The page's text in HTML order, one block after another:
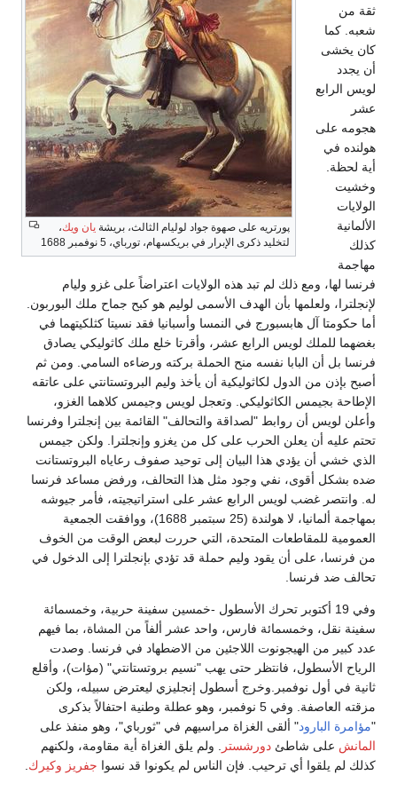
پورتريه على صهوة جواد لوليام الثالث، بريشة يان ويك،
لتخليد ذكرى الإبرار في بريكسهام، تورباي، 5 نوفمبر 1688
ثقة من
شعبه. كما
كان يخشى
أن يجدد
لويس الرابع
عشر
هجومه على
هولنده في
أية لحظة.
وخشيت
الولايات
الألمانية
كذلك
مهاجمة
فرنسا لها، ومع ذلك لم تبد هذه الولايات اعتراضاً على غزو وليام
لإنجلترا، ولعلمها بأن الهدف الأسمى لوليم هو كبح جماح ملك البوربون.
أما حكومتا آل هابسبورج في النمسا وأسبانيا فقد نسيتا كثلكيتهما في
بغضهما للملك لويس الرابع عشر، وأقرتا خلع ملك كاثوليكي يصادق
فرنسا بل أن البابا نفسه منح الحملة بركته ورضاءه السامي. ومن ثم
أصبح بإذن من الدول لكاثوليكية أن يأخذ وليم البروتستانتي على عاتقه
الإطاحة بجيمس الكاثوليكي. وتعجل لويس وجيمس كلاهما الغزو،
وأعلن لويس أن روابط "لصداقة والتحالف" القائمة بين إنجلترا وفرنسا
تحتم عليه أن يعلن الحرب على كل من يغزو وإنجلترا. ولكن جيمس
الذي خشي أن يؤدي هذا البيان إلى توحيد صفوف رعاياه البروتستانت
ضده بشكل أقوى، نفي وجود مثل هذا التحالف، ورفض مساعد فرنسا
له. وانتصر غضب لويس الرابع عشر على استراتيجيته، فأمر جيوشه
بمهاجمة ألمانيا، لا هولندة (25 سبتمبر 1688)، ووافقت الجمعية
العمومية للمقاطعات المتحدة، التي حررت لبعض الوقت من الخوف
من فرنسا، على أن يقود وليم حملة قد تؤدي بإنجلترا إلى الدخول في
تحالف ضد فرنسا.
وفي 19 أكتوبر تحرك الأسطول -خمسين سفينة حربية، وخمسمائة
سفينة نقل، وخمسمائة فارس، واحد عشر ألفاً من المشاة، بما فيهم
عدد كبير من الهيجونوت اللاجئين من الاضطهاد في فرنسا. وصدت
الرياح الأسطول، فانتظر حتى يهب "نسيم بروتستانتي" (مؤات)، وأقلع
ثانية في أول نوفمبر.وخرج أسطول إنجليزي ليعترض سبيله، ولكن
مزقته العاصفة. وفي 5 نوفمبر، وهو عطلة وطنية احتفالاً بذكرى
"مؤامرة البارود" ألقى الغزاة مراسيهم في "ثورباي"، وهو منفذ على
المانش على شاطئ دورشستر . ولم يلق الغزاة أية مقاومة، ولكنهم
كذلك لم يلقوا أي ترحيب. فإن الناس لم يكونوا قد نسوا جفريز وكيرك.